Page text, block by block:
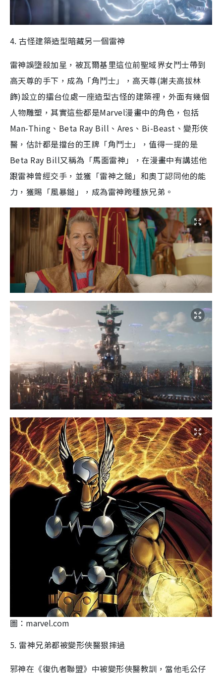
4. 古怪建築造型暗藏另一個雷神
雷神誤墮殺加星，被瓦爾基里這位前聖域界女鬥士帶到
高天尊的手下，成為「角鬥士」，高天尊(謝夫高拔林
飾)設立的擂台位處一座造型古怪的建築裡，外面有幾個
人物雕塑，其實這些都是Marvel漫畫中的角色，包括
Man-Thing、Beta Ray Bill、Ares、Bi-Beast、變形俠
醫，估計都是擋台的王牌「角鬥士」，值得一提的是
Beta Ray Bill又稱為「馬面雷神」，在漫畫中有講述他
跟雷神曾經交手，並獲「雷神之鎚」和奧丁認同他的能
力，獲賜「風暴鎚」，成為雷神跨種族兄弟。
圖：marvel.com
5. 雷神兄弟都被變形俠醫狠摔過
邪神在《復仇者聯盟》中被變形俠醫教訓，當他毛公仔